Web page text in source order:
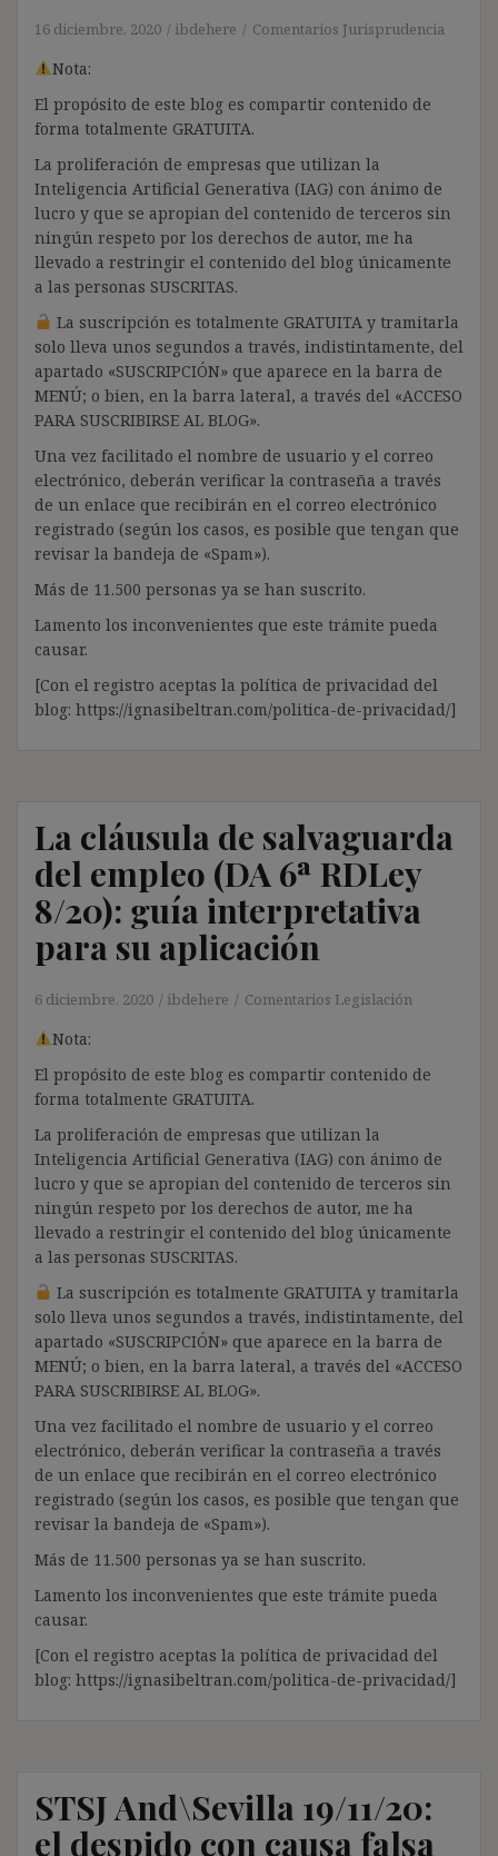
16 diciembre, 2020 ibdehere Comentarios Jurisprudencia
Nota:
El propósito de este blog es compartir contenido de
forma totalmente GRATUITA.
La proliferación de empresas que utilizan la
Inteligencia Artificial Generativa (IAG) con ánimo de
lucro y que se apropian del contenido de terceros sin
ningún respeto por los derechos de autor, me ha
llevado a restringir el contenido del blog únicamente
a las personas SUSCRITAS.
La suscripción es totalmente GRATUITA y tramitarla
solo lleva unos segundos a través, indistintamente, del
apartado «SUSCRIPCIÓN» que aparece en la barra de
MENÚ; o bien, en la barra lateral, a través del «ACCESO
PARA SUSCRIBIRSE AL BLOG».
Una vez facilitado el nombre de usuario y el correo
electrónico, deberán verificar la contraseña a través
de un enlace que recibirán en el correo electrónico
registrado (según los casos, es posible que tengan que
revisar la bandeja de «Spam»).
Más de 11.500 personas ya se han suscrito.
Lamento los inconvenientes que este trámite pueda
causar.
[Con el registro aceptas la política de privacidad del
blog: https://ignasibeltran.com/politica-de-privacidad/]
La cláusula de salvaguarda
del empleo (DA 6ª RDLey
8/20): guía interpretativa
para su aplicación
6 diciembre, 2020 ibdehere Comentarios Legislación
Nota:
El propósito de este blog es compartir contenido de
forma totalmente GRATUITA.
La proliferación de empresas que utilizan la
Inteligencia Artificial Generativa (IAG) con ánimo de
lucro y que se apropian del contenido de terceros sin
ningún respeto por los derechos de autor, me ha
llevado a restringir el contenido del blog únicamente
a las personas SUSCRITAS.
La suscripción es totalmente GRATUITA y tramitarla
solo lleva unos segundos a través, indistintamente, del
apartado «SUSCRIPCIÓN» que aparece en la barra de
MENÚ; o bien, en la barra lateral, a través del «ACCESO
PARA SUSCRIBIRSE AL BLOG».
Una vez facilitado el nombre de usuario y el correo
electrónico, deberán verificar la contraseña a través
de un enlace que recibirán en el correo electrónico
registrado (según los casos, es posible que tengan que
revisar la bandeja de «Spam»).
Más de 11.500 personas ya se han suscrito.
Lamento los inconvenientes que este trámite pueda
causar.
[Con el registro aceptas la política de privacidad del
blog: https://ignasibeltran.com/politica-de-privacidad/]
STSJ And\Sevilla 19/11/20:
el despido con causa falsa